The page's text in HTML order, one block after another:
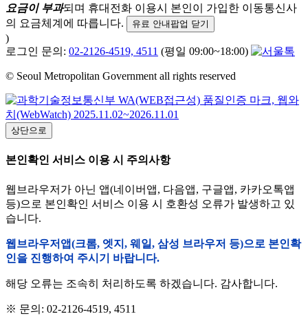
요금이 부과되며 휴대전화 이용시 본인이 가입한 이동통신사
의 요금체계에 따릅니다.
유료 안내팝업 닫기
)
로그인 문의: 02-2126-4519, 4511 (평일 09:00~18:00)
© Seoul Metropolitan Government all rights reserved
상단으로
본인확인 서비스 이용 시 주의사항
웹브라우저가 아닌 앱(네이버앱, 다음앱, 구글앱, 카카오톡앱
등)으로 본인확인 서비스 이용 시 호환성 오류가 발생하고 있
습니다.
웹브라우저앱(크롬, 엣지, 웨일, 삼성 브라우저 등)으로 본인확
인을 진행하여 주시기 바랍니다.
해당 오류는 조속히 처리하도록 하겠습니다. 감사합니다.
※ 문의: 02-2126-4519, 4511